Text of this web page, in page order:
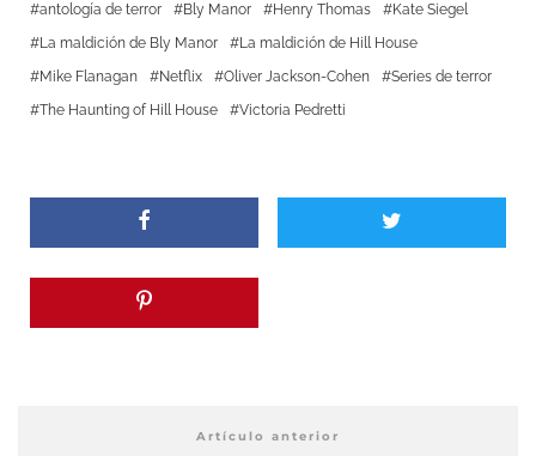
antología de terror Bly Manor Henry Thomas
Kate Siegel
La maldición de Bly Manor
La maldición de Hill House
Mike Flanagan
Netflix Oliver Jackson-Cohen
Series de terror
The Haunting of Hill House
Victoria Pedretti
Artículo anterior